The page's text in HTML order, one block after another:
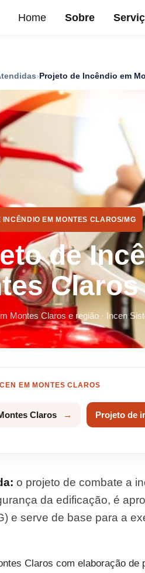
Home Sobre
Projeto de Incêndio em
INCÊNDIO EM MONTES CLAROS/MG
de
Claros
Montes Claros e região · Incen
EM MONTES CLAROS
Claros Projeto de
o projeto de combate a
da edificação, é
e serve de base para a
Claros com elaboração